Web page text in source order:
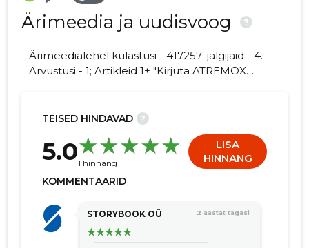
Ärimeedia ja uudisvoog ?
Ärimeedialehel külastusi - 417257; jälgijaid - 4.
Arvustusi - 1; Artikleid 1+ "Kirjuta ATREMOX
TEISED HINDAVAD ?
5.01 hinnang
LISA
HINNANG
KOMMENTAARID
STORYBOOK OÜ 2 aastat tagasi